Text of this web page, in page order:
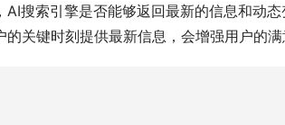
搜索引擎是否能够返回最新的信息和动
关键时刻提供最新信息，会增强用户的满